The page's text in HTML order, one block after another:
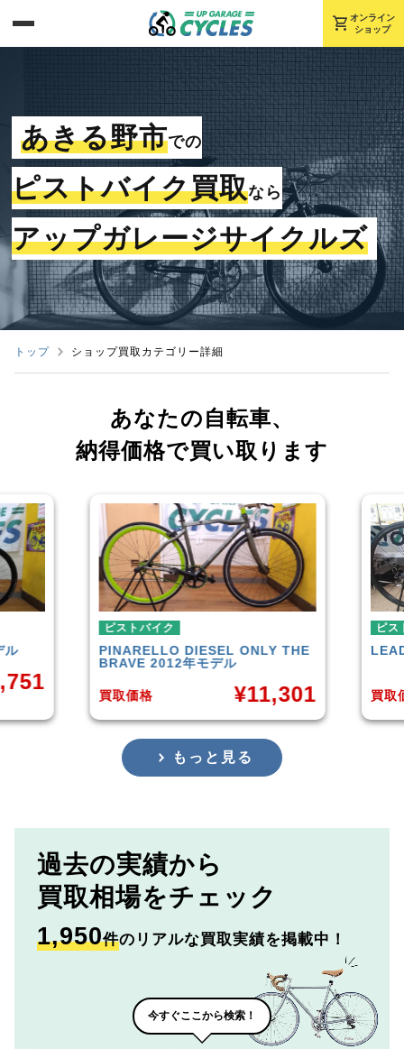
shopping_cart オンライン
ショップ
あきる野市での
ピストバイク買取なら
アップガレージサイクルズ
トップ ショップ買取カテゴリー詳細
あなたの自転車、
納得価格で買い取ります
PINARELLODIESEL ONLY THE
BRAVE 2012年モデル
¥
LEADER 721TR
買取価格
もっと見る
過去の実績から
買取相場をチェック
1,950件のリアルな買取実績を掲載中！
今すぐここから検索！